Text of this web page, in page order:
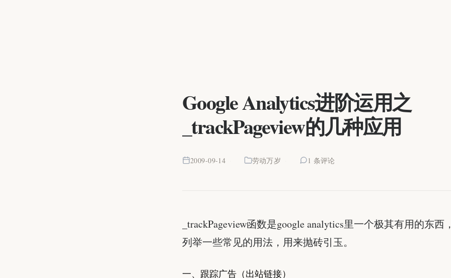
Google Analytics进阶运用之
_trackPageview的几种应用
2009-09-14 劳动万岁 1 条评论
_trackPageview函数是google analytics里一个极其有用的东西
列举一些常见的用法，用来抛砖引玉。
一、跟踪广告（出站链接）